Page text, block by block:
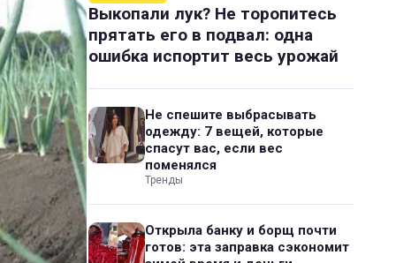
Выкопали лук? Не торопитесь
прятать его в подвал: одна
ошибка испортит весь урожай
Не спешите выбрасывать
одежду: 7 вещей, которые
спасут вас, если вес
поменялся
Тренды
Открыла банку и борщ почти
готов: эта заправка сэкономит